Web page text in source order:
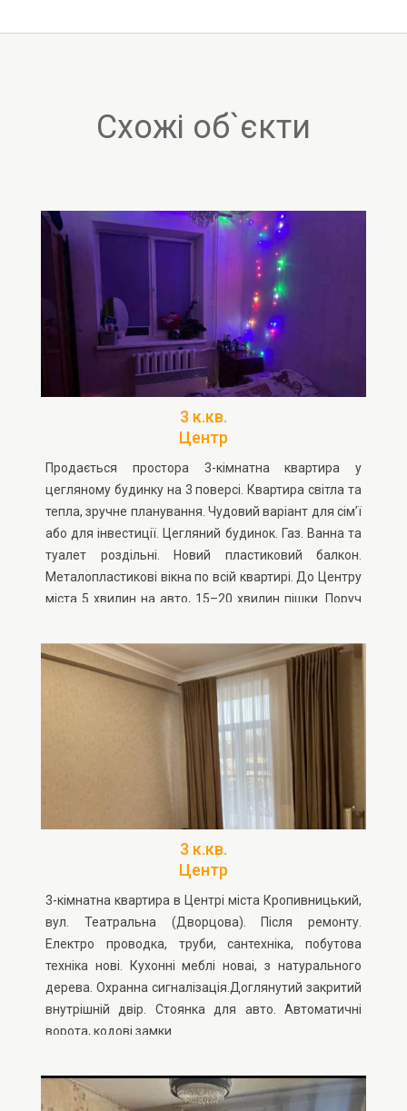
Схожі об`єкти
3 к.кв.
Центр
Продається простора 3-кімнатна квартира у
цегляному будинку на 3 поверсі. Квартира світла та
тепла, зручне планування. Чудовий варіант для сім’ї
або для інвестиції. Цегляний будинок. Газ. Ванна та
туалет роздільні. Новий пластиковий балкон.
Металопластикові вікна по всій квартирі. До Центру
міста 5 хвилин на авто, 15–20 хвилин пішки. Поруч
До Дендропарку приблизно 15 хвилин пішки, АТБ
біля будинку - 3 хвилини пішки. Зупинка транспорту -
3 к.кв.
Центр
3-кімнатна квартира в Центрі міста Кропивницький,
вул. Театральна (Дворцова). Після ремонту.
Електро проводка, труби, сантехніка, побутова
техніка нові. Кухонні меблі новаі, з натурального
дерева. Охранна сигналізація.Доглянутий закритий
внутрішній двір. Стоянка для авто. Автоматичні
ворота, кодові замки.